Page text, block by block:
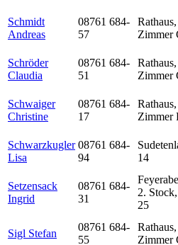
Schmidt
Andreas
08761 684-
57
Zimmer
Schröder
Claudia
08761 684-
51
Zimmer
Schwaiger
Christine
08761 684-
17
Zimmer
Schwarzkugler
Lisa
08761 684-
94
14
Setzensack
Ingrid
08761 684-
31
2.
25
Sigl Stefan
08761 684-
55
Zimmer